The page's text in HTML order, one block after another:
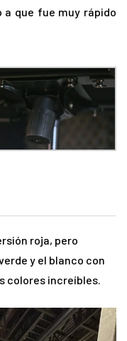
a que fue muy rápido
roja, pero
y el blanco con
colores increíbles.